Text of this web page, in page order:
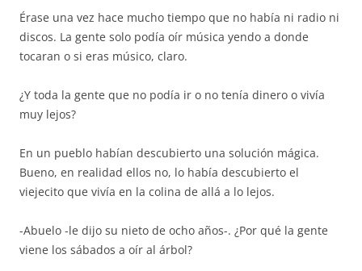
Érase una vez hace mucho tiempo que no había ni radio ni
discos. La gente solo podía oír música yendo a donde
tocaran o si eras músico, claro.
¿Y toda la gente que no podía ir o no tenía dinero o vivía
muy lejos?
En un pueblo habían descubierto una solución mágica.
Bueno, en realidad ellos no, lo había descubierto el
viejecito que vivía en la colina de allá a lo lejos.
-Abuelo -le dijo su nieto de ocho años-. ¿Por qué la gente
viene los sábados a oír al árbol?